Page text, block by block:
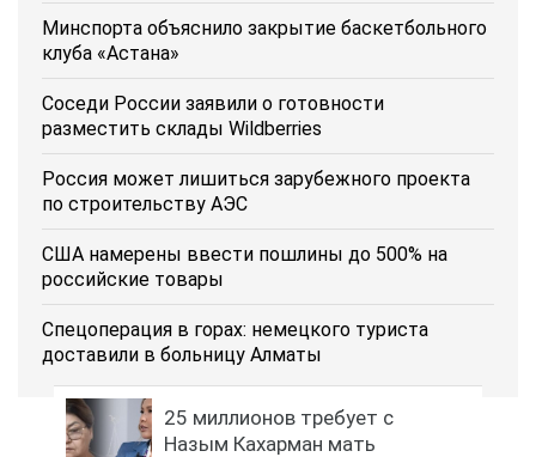
Минспорта объяснило закрытие баскетбольного
клуба «Астана»
Соседи России заявили о готовности
разместить склады Wildberries
Россия может лишиться зарубежного проекта
по строительству АЭС
США намерены ввести пошлины до 500% на
российские товары
Спецоперация в горах: немецкого туриста
доставили в больницу Алматы
25 миллионов требует с
Назым Кахарман мать